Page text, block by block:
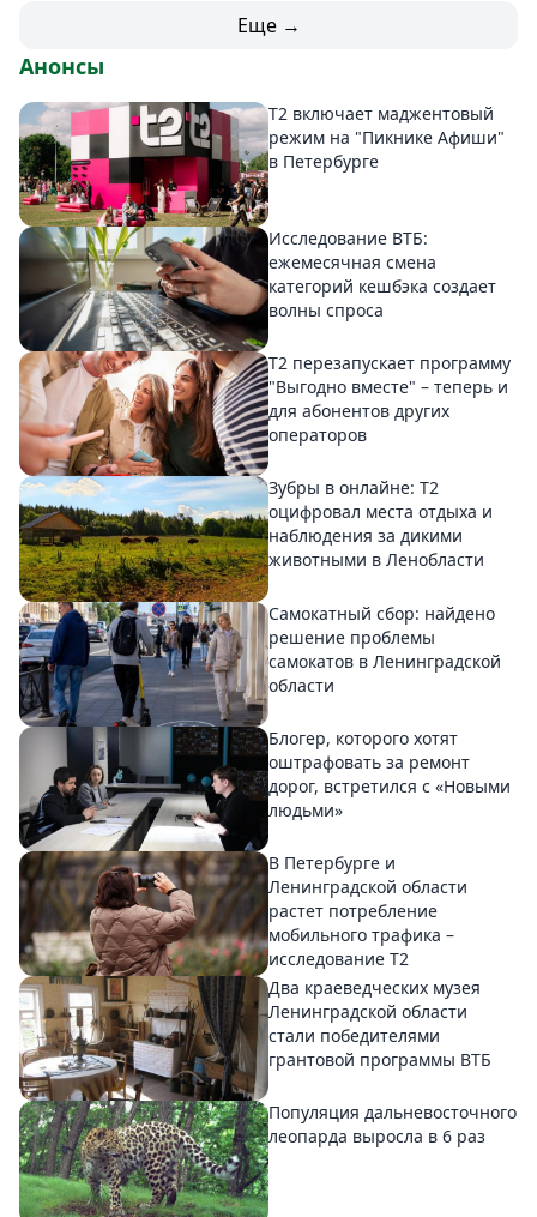
Еще →
Анонсы
Т2 включает маджентовый
режим на "Пикнике Афиши"
в Петербурге
Исследование ВТБ:
ежемесячная смена
категорий кешбэка создает
волны спроса
Т2 перезапускает программу
"Выгодно вместе" – теперь и
для абонентов других
операторов
Зубры в онлайне: Т2
оцифровал места отдыха и
наблюдения за дикими
животными в Ленобласти
Самокатный сбор: найдено
решение проблемы
самокатов в Ленинградской
области
Блогер, которого хотят
оштрафовать за ремонт
дорог, встретился с «Новыми
людьми»
В Петербурге и
Ленинградской области
растет потребление
мобильного трафика –
исследование T2
Два краеведческих музея
Ленинградской области
стали победителями
грантовой программы ВТБ
Популяция дальневосточного
леопарда выросла в 6 раз